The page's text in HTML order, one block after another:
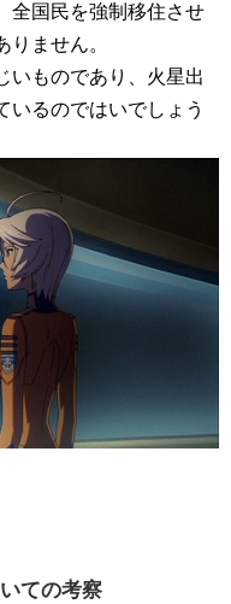
全国民を強制移住させ
ません。
いものであり、火星出
いるのではいでしょう
ての考察